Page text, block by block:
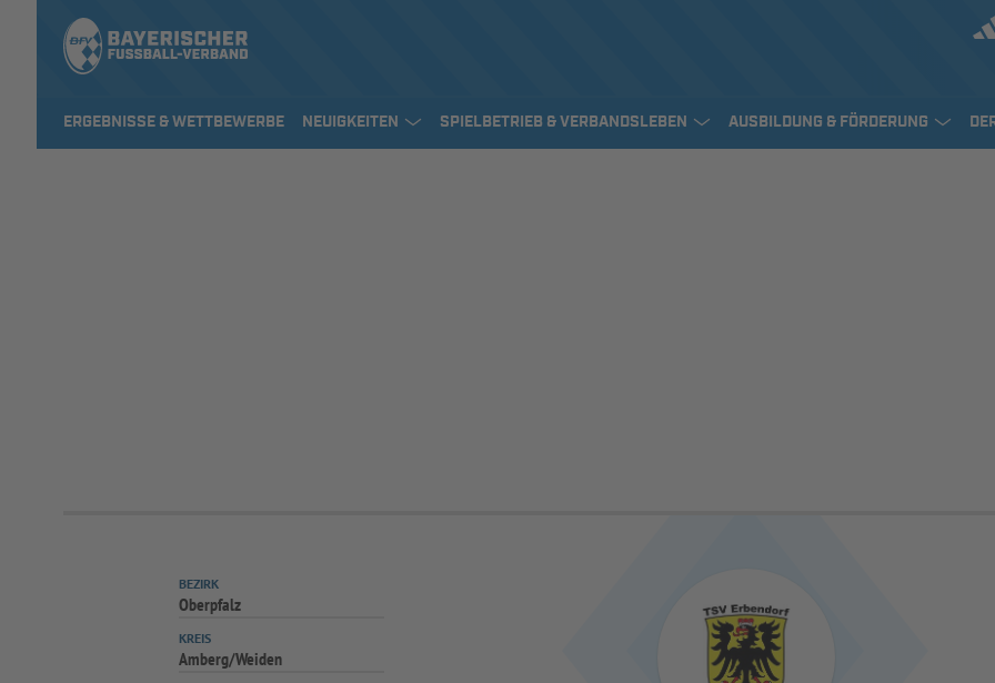
ERGEBNISSE & WETTBEWERBE NEUIGKEITEN SPIELBETRIEB & VERBANDSLEBEN AUSBILDUNG & FÖRDERUNG
BEZIRK
Oberpfalz
KREIS
Amberg/Weiden